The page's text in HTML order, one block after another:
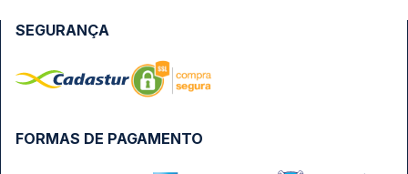
FORMAS DE PAGAMENTO
SEGURANÇA